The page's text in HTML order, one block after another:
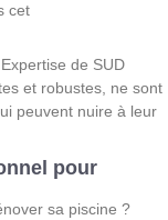
cet
de SUD
et robustes, ne sont
peuvent nuire à leur
pour
sa piscine ?